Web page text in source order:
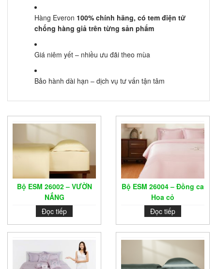
Hàng Everon 100% chính hãng, có tem điện tử
chống hàng giả trên từng sản phẩm
Giá niêm yết – nhiều ưu đãi theo mùa
Bảo hành dài hạn – dịch vụ tư vấn tận tâm
Bộ ESM 26002 – VƯỜN
NẮNG
Đọc tiếp
Bộ ESM 26004 – Đồng ca
Hoa cỏ
Đọc tiếp